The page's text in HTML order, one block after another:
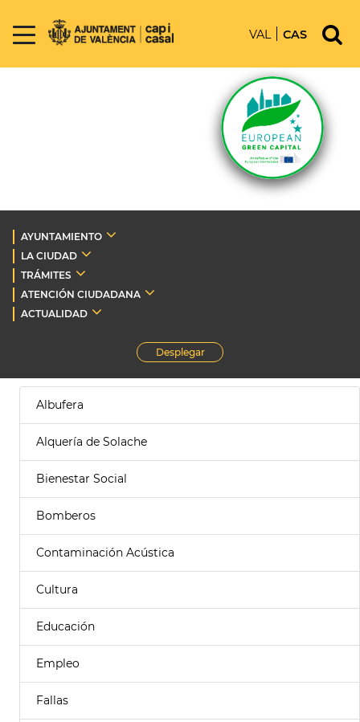
VAL CAS
AYUNTAMIENTO
LA CIUDAD
TRÁMITES
ATENCIÓN CIUDADANA
ACTUALIDAD
Desplegar
Albufera
Alquería de Solache
Bienestar Social
Bomberos
Contaminación Acústica
Cultura
Educación
Empleo
Fallas